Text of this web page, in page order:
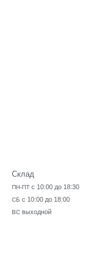
Склад
ПН-ПТ с 10:00 до 18:30
СБ с 10:00 до 18:00
ВС выходной